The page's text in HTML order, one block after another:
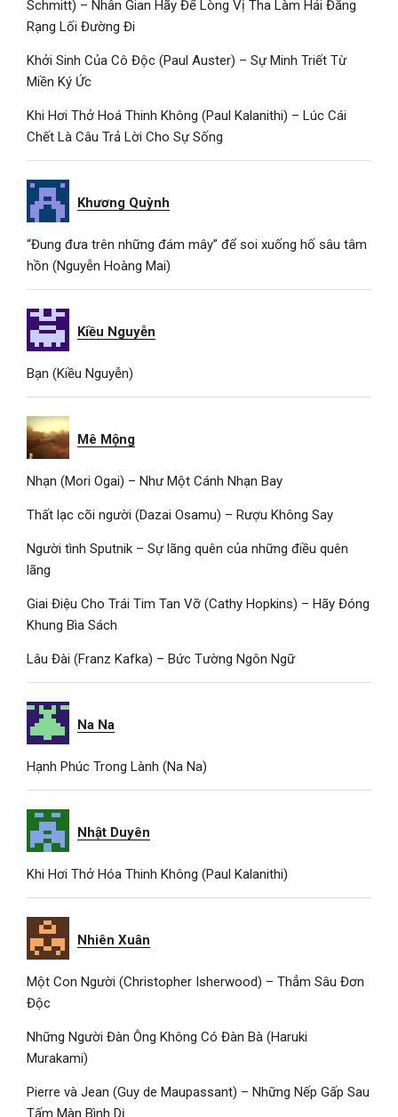
Schmitt) – Nhân Gian Hãy Để Lòng Vị Tha Làm Hải Đăng
Rạng Lối Đường Đi
Khởi Sinh Của Cô Độc (Paul Auster) – Sự Minh Triết Từ
Miền Ký Ức
Khi Hơi Thở Hoá Thinh Không (Paul Kalanithi) – Lúc Cái
Chết Là Câu Trả Lời Cho Sự Sống
Khương Quỳnh
“Đung đưa trên những đám mây” để soi xuống hố sâu tâm
hồn (Nguyễn Hoàng Mai)
Kiều Nguyễn
Bạn (Kiều Nguyễn)
Mê Mộng
Nhạn (Mori Ogai) – Như Một Cánh Nhạn Bay
Thất lạc cõi người (Dazai Osamu) – Rượu Không Say
Người tình Sputnik – Sự lãng quên của những điều quên
lãng
Giai Điệu Cho Trái Tim Tan Vỡ (Cathy Hopkins) – Hãy Đóng
Khung Bìa Sách
Lâu Đài (Franz Kafka) – Bức Tường Ngôn Ngữ
Na Na
Hạnh Phúc Trong Lành (Na Na)
Nhật Duyên
Khi Hơi Thở Hóa Thinh Không (Paul Kalanithi)
Nhiên Xuân
Một Con Người (Christopher Isherwood) – Thẳm Sâu Đơn
Độc
Những Người Đàn Ông Không Có Đàn Bà (Haruki
Murakami)
Pierre và Jean (Guy de Maupassant) – Những Nếp Gấp Sau
Tấm Màn Bình Dị